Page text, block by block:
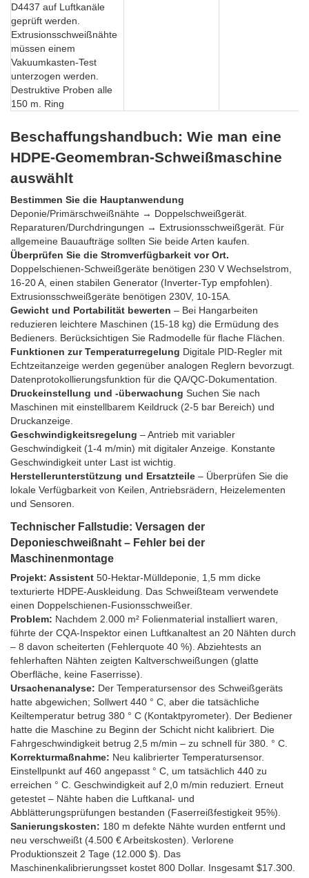
D4437 auf Luftkanäle
geprüft werden.
Extrusionsschweißnähte
müssen einem
Vakuumkasten-Test
unterzogen werden.
Destruktive Proben alle
150 m. Ring
Beschaffungshandbuch: Wie man eine
HDPE-Geomembran-Schweißmaschine
auswählt
Bestimmen Sie die Hauptanwendung
Deponie/Primärschweißnähte → Doppelschweißgerät.
Reparaturen/Durchdringungen → Extrusionsschweißgerät. Für
allgemeine Bauaufträge sollten Sie beide Arten kaufen.
Überprüfen Sie die Stromverfügbarkeit vor Ort.
Doppelschienen-Schweißgeräte benötigen 230 V Wechselstrom,
16-20 A, einen stabilen Generator (Inverter-Typ empfohlen).
Extrusionsschweißgeräte benötigen 230V, 10-15A.
Gewicht und Portabilität bewerten – Bei Hangarbeiten
reduzieren leichtere Maschinen (15-18 kg) die Ermüdung des
Bedieners. Berücksichtigen Sie Radmodelle für flache Flächen.
Funktionen zur Temperaturregelung Digitale PID-Regler mit
Echtzeitanzeige werden gegenüber analogen Reglern bevorzugt.
Datenprotokollierungsfunktion für die QA/QC-Dokumentation.
Druckeinstellung und -überwachung Suchen Sie nach
Maschinen mit einstellbarem Keildruck (2-5 bar Bereich) und
Druckanzeige.
Geschwindigkeitsregelung – Antrieb mit variabler
Geschwindigkeit (1-4 m/min) mit digitaler Anzeige. Konstante
Geschwindigkeit unter Last ist wichtig.
Herstellerunterstützung und Ersatzteile – Überprüfen Sie die
lokale Verfügbarkeit von Keilen, Antriebsrädern, Heizelementen
und Sensoren.
Technischer Fallstudie: Versagen der
Deponieschweißnaht – Fehler bei der
Maschinenmontage
Projekt: Assistent 50-Hektar-Mülldeponie, 1,5 mm dicke
texturierte HDPE-Auskleidung. Das Schweißteam verwendete
einen Doppelschienen-Fusionsschweißer.
Problem: Nachdem 2.000 m² Folienmaterial installiert waren,
führte der CQA-Inspektor einen Luftkanaltest an 20 Nähten durch
– 8 davon scheiterten (Fehlerquote 40 %). Abziehtests an
fehlerhaften Nähten zeigten Kaltverschweißungen (glatte
Oberfläche, keine Faserrisse).
Ursachenanalyse: Der Temperatursensor des Schweißgeräts
hatte abgewichen; Sollwert 440 ° C, aber die tatsächliche
Keiltemperatur betrug 380 ° C (Kontaktpyrometer). Der Bediener
hatte die Maschine zu Beginn der Schicht nicht kalibriert. Die
Fahrgeschwindigkeit betrug 2,5 m/min – zu schnell für 380. ° C.
Korrekturmaßnahme: Neu kalibrierter Temperatursensor.
Einstellpunkt auf 460 angepasst ° C, um tatsächlich 440 zu
erreichen ° C. Geschwindigkeit auf 2,0 m/min reduziert. Erneut
getestet – Nähte haben die Luftkanal- und
Abblätterungsprüfungen bestanden (Faserreißfestigkeit 95%).
Sanierungskosten: 180 m defekte Nähte wurden entfernt und
neu verschweißt (4.500 € Arbeitskosten). Verlorene
Produktionszeit 2 Tage (12.000 $). Das
Maschinenkalibrierungsset kostet 800 Dollar. Insgesamt $17.300.